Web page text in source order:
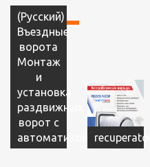
(Русский)
Въездные
ворота
Монтаж
и
установка
раздвижных
ворот с
автоматикой
recuperator